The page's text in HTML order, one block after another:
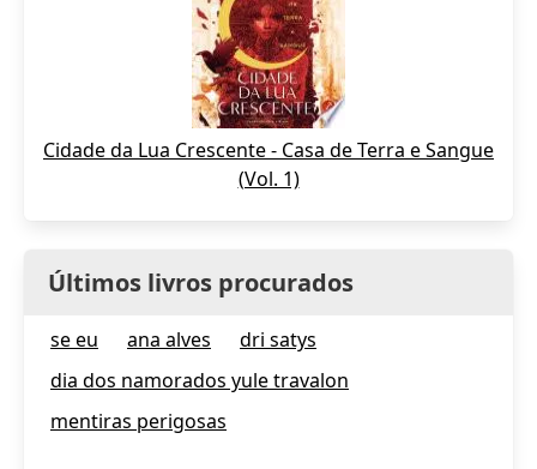
Cidade da Lua Crescente - Casa de Terra e Sangue
(Vol. 1)
Últimos livros procurados
se eu ana alves
dri satys
dia dos namorados yule travalon
mentiras perigosas